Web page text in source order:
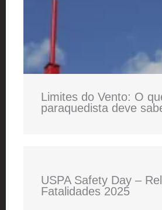
Limites do Vento: O
paraquedista deve
USPA Safety Day –
Fatalidades 2025